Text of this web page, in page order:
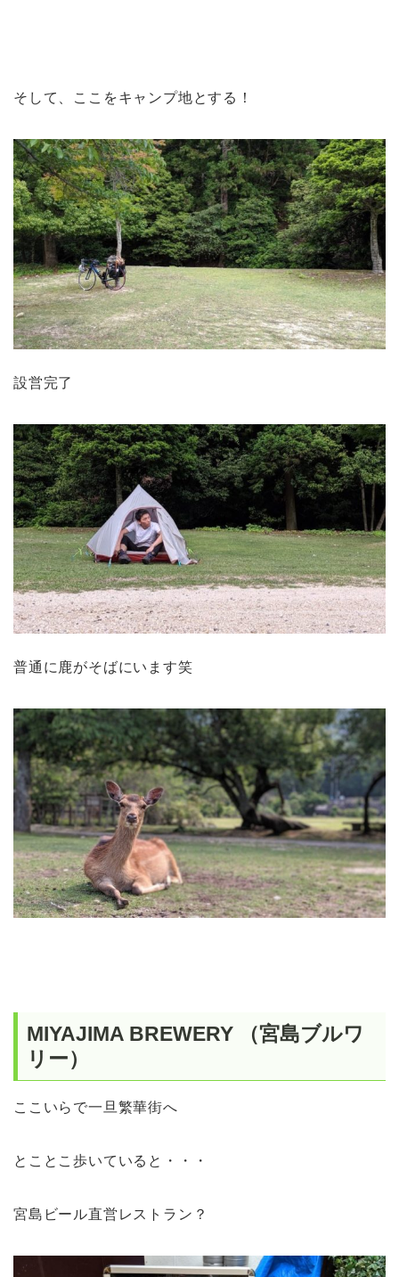
そして、ここをキャンプ地とする！
設営完了
普通に鹿がそばにいます笑
MIYAJIMA BREWERY （宮島ブルワ
リー）
ここいらで一旦繁華街へ
とことこ歩いていると・・・
宮島ビール直営レストラン？